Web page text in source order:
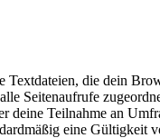
die dein
Seitenaufrufe
Teilnahme an
eine